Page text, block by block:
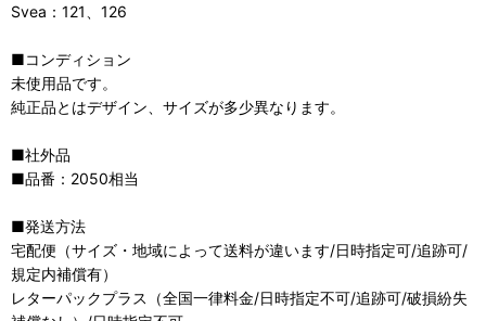
Svea：121、126
■コンディション
未使用品です。
純正品とはデザイン、サイズが多少異なります。
■社外品
■品番：2050相当
■発送方法
宅配便（サイズ・地域によって送料が違います/日時指定可/追跡可/
規定内補償有）
レターパックプラス（全国一律料金/日時指定不可/追跡可/破損紛失